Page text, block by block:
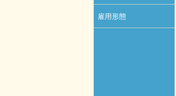
雇用形態